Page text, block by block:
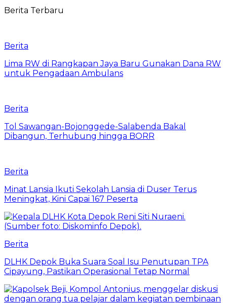
Berita Terbaru
Berita
Lima RW di Rangkapan Jaya Baru Gunakan Dana RW
untuk Pengadaan Ambulans
Berita
Tol Sawangan-Bojonggede-Salabenda Bakal
Dibangun, Terhubung hingga BORR
Berita
Minat Lansia Ikuti Sekolah Lansia di Duser Terus
Meningkat, Kini Capai 167 Peserta
Berita
DLHK Depok Buka Suara Soal Isu Penutupan TPA
Cipayung, Pastikan Operasional Tetap Normal